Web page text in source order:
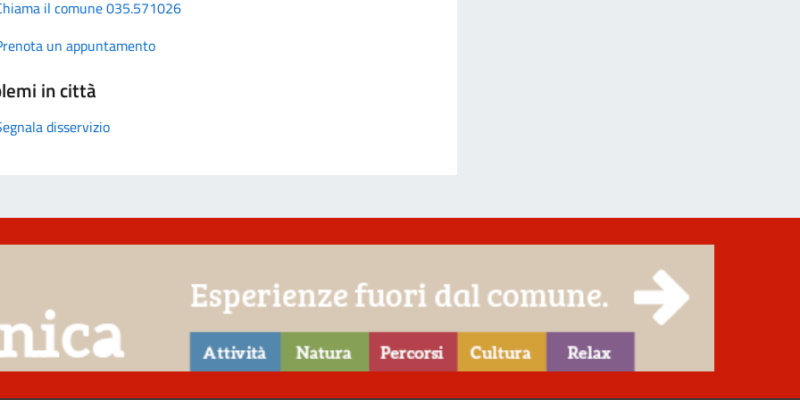
il comune 035.571026
un appuntamento
in città
disservizio